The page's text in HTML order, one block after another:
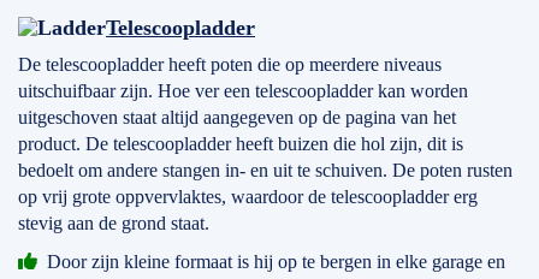
Telescoopladder
De telescoopladder heeft poten die op meerdere niveaus
uitschuifbaar zijn. Hoe ver een telescoopladder kan worden
uitgeschoven staat altijd aangegeven op de pagina van het
product. De telescoopladder heeft buizen die hol zijn, dit is
bedoelt om andere stangen in- en uit te schuiven. De poten rusten
op vrij grote oppvervlaktes, waardoor de telescoopladder erg
stevig aan de grond staat.
Door zijn kleine formaat is hij op te bergen in elke garage en